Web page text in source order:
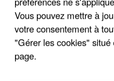
Votre message*
Vous pouvez mettre à
votre consentement à
"Gérer les cookies"
page.